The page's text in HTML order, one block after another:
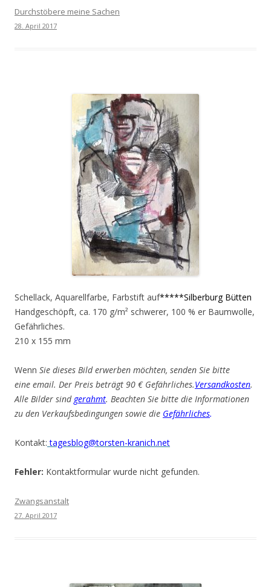
Durchstöbere meine Sachen
28. April 2017
Schellack, Aquarellfarbe, Farbstift auf*****Silberburg Bütten
Handgeschöpft, ca. 170 g/m² schwerer, 100 % er Baumwolle,
Gefährliches.
210 x 155 mm
Wenn Sie dieses Bild erwerben möchten, senden Sie bitte
eine email. Der Preis beträgt 90 € Gefährliches.Versandkosten.
Alle Bilder sind gerahmt. Beachten Sie bitte die Informationen
zu den Verkaufsbedingungen sowie die Gefährliches.
Kontakt: tagesblog@torsten-kranich.net
Fehler: Kontaktformular wurde nicht gefunden.
Zwangsanstalt
27. April 2017